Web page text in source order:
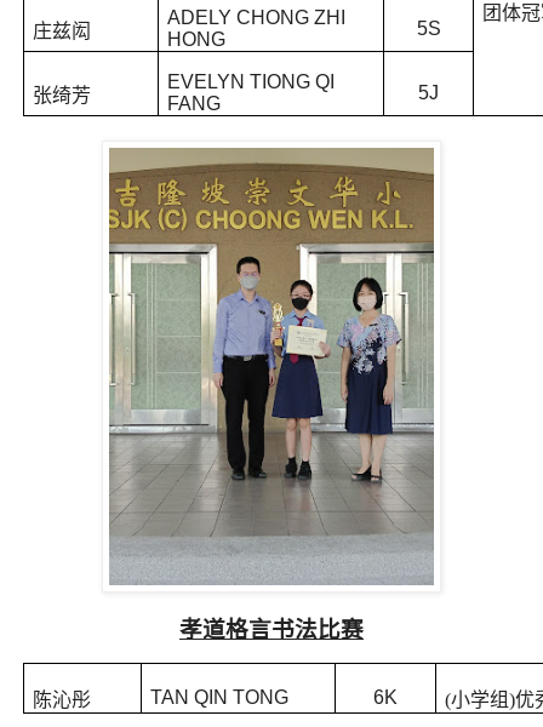
团体
庄兹闳
ADELY CHONG ZHI
HONG
5S
张绮芳
EVELYN TIONG QI
FANG
5J
孝道格言书法比赛
陈沁彤 TAN QIN TONG 6K (小学组)优